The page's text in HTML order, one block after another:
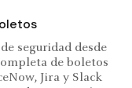
seguridad desde
de boletos
Jira y Slack